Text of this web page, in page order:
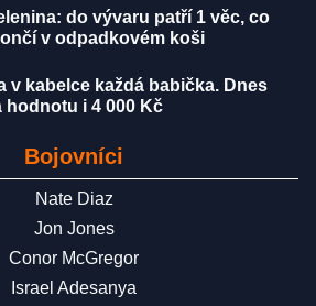
do vývaru patří 1 věc, co
v odpadkovém koši
v kabelce každá babička. Dnes
hodnotu i 4 000 Kč
Bojovníci
Nate Diaz
Jon Jones
Conor McGregor
Israel Adesanya